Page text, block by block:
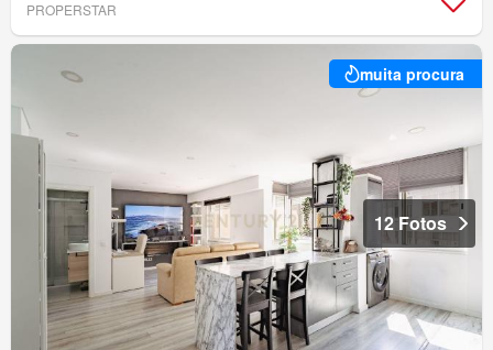
PROPERSTAR
muita procura
12 Fotos